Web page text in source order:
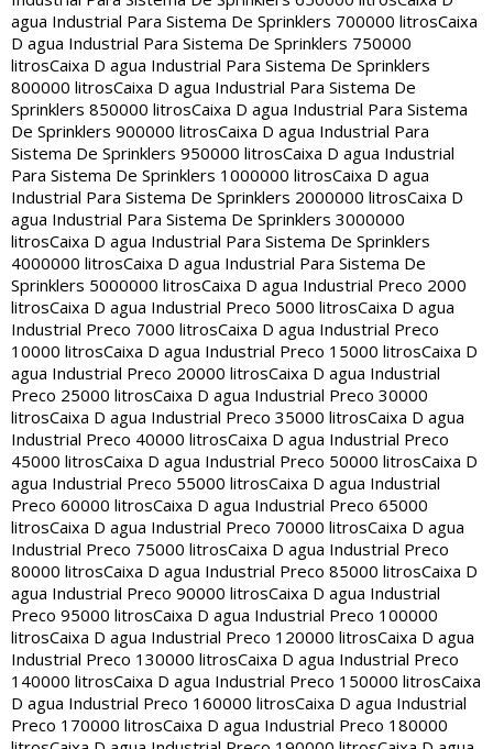
agua Industrial Para Sistema De Sprinklers 700000 litrosCaixa
D agua Industrial Para Sistema De Sprinklers 750000
litrosCaixa D agua Industrial Para Sistema De Sprinklers
800000 litrosCaixa D agua Industrial Para Sistema De
Sprinklers 850000 litrosCaixa D agua Industrial Para Sistema
De Sprinklers 900000 litrosCaixa D agua Industrial Para
Sistema De Sprinklers 950000 litrosCaixa D agua Industrial
Para Sistema De Sprinklers 1000000 litrosCaixa D agua
Industrial Para Sistema De Sprinklers 2000000 litrosCaixa D
agua Industrial Para Sistema De Sprinklers 3000000
litrosCaixa D agua Industrial Para Sistema De Sprinklers
4000000 litrosCaixa D agua Industrial Para Sistema De
Sprinklers 5000000 litrosCaixa D agua Industrial Preco 2000
litrosCaixa D agua Industrial Preco 5000 litrosCaixa D agua
Industrial Preco 7000 litrosCaixa D agua Industrial Preco
10000 litrosCaixa D agua Industrial Preco 15000 litrosCaixa D
agua Industrial Preco 20000 litrosCaixa D agua Industrial
Preco 25000 litrosCaixa D agua Industrial Preco 30000
litrosCaixa D agua Industrial Preco 35000 litrosCaixa D agua
Industrial Preco 40000 litrosCaixa D agua Industrial Preco
45000 litrosCaixa D agua Industrial Preco 50000 litrosCaixa D
agua Industrial Preco 55000 litrosCaixa D agua Industrial
Preco 60000 litrosCaixa D agua Industrial Preco 65000
litrosCaixa D agua Industrial Preco 70000 litrosCaixa D agua
Industrial Preco 75000 litrosCaixa D agua Industrial Preco
80000 litrosCaixa D agua Industrial Preco 85000 litrosCaixa D
agua Industrial Preco 90000 litrosCaixa D agua Industrial
Preco 95000 litrosCaixa D agua Industrial Preco 100000
litrosCaixa D agua Industrial Preco 120000 litrosCaixa D agua
Industrial Preco 130000 litrosCaixa D agua Industrial Preco
140000 litrosCaixa D agua Industrial Preco 150000 litrosCaixa
D agua Industrial Preco 160000 litrosCaixa D agua Industrial
Preco 170000 litrosCaixa D agua Industrial Preco 180000